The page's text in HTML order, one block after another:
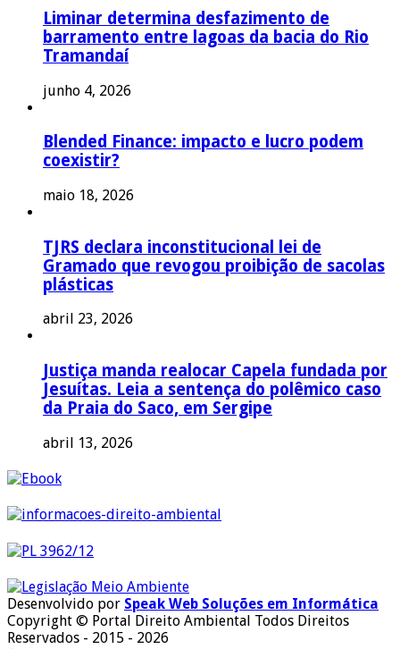
Liminar determina desfazimento de
barramento entre lagoas da bacia do Rio
Tramandaí
junho 4, 2026
Blended Finance: impacto e lucro podem
coexistir?
maio 18, 2026
TJRS declara inconstitucional lei de
Gramado que revogou proibição de sacolas
plásticas
abril 23, 2026
Justiça manda realocar Capela fundada por
Jesuítas. Leia a sentença do polêmico caso
da Praia do Saco, em Sergipe
abril 13, 2026
Desenvolvido por Speak Web Soluções em Informática
Copyright © Portal Direito Ambiental Todos Direitos
Reservados - 2015 - 2026